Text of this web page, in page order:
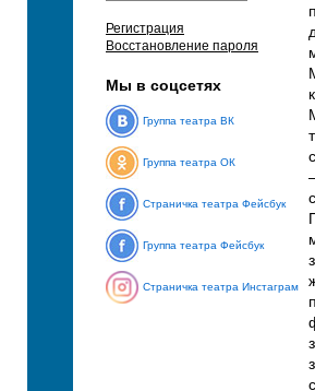
Регистрация
Восстановление пароля
Мы в соцсетях
Группа театра ВК
Группа театра ОК
Страничка театра Фейсбук
Группа театра Фейсбук
Страничка театра Инстаграм